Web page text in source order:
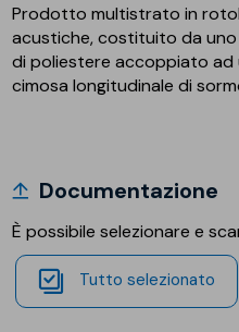
Prodotto multistrato in
acustiche, costituito da
di poliestere accoppiato
cimosa longitudinale di
Documentazione
È possibile selezionare e
Tutto selezionato